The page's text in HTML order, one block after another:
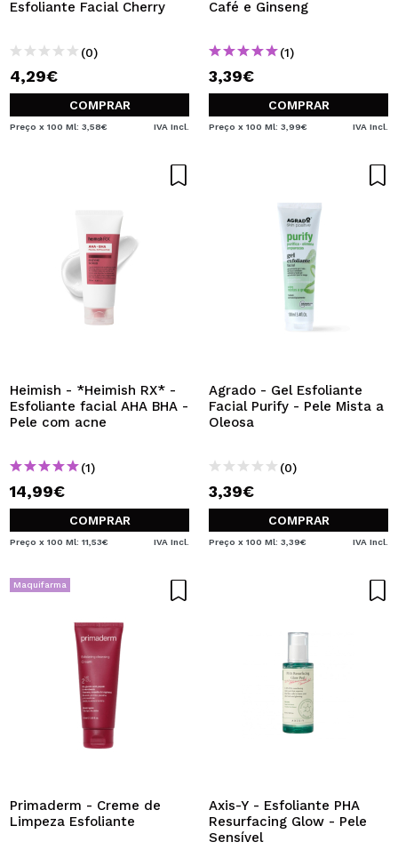
Esfoliante Facial Cherry
(0)
4,29€
COMPRAR
Preço x 100 Ml: 3,58€ IVA Incl.
Café e Ginseng
(1)
3,39€
COMPRAR
Preço x 100 Ml: 3,99€ IVA Incl.
Heimish - *Heimish RX* -
Esfoliante facial AHA BHA -
Pele com acne
(1)
14,99€
COMPRAR
Preço x 100 Ml: 11,53€ IVA Incl.
Agrado - Gel Esfoliante
Facial Purify - Pele Mista a
Oleosa
(0)
3,39€
COMPRAR
Preço x 100 Ml: 3,39€ IVA Incl.
Maquifarma
Primaderm - Creme de
Limpeza Esfoliante
Axis-Y - Esfoliante PHA
Resurfacing Glow - Pele
Sensível